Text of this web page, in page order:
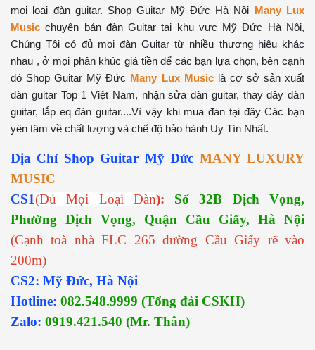
mọi loại đàn guitar. Shop Guitar Mỹ Đức Hà Nội Many Lux
Musicchuyên bán đàn Guitar tại khu vực Mỹ Đức Hà Nội,
Chúng Tôi có đủ mọi đàn Guitar từ nhiều thương hiệu khác
nhau , ở mọi phân khúc giá tiền để các bạn lựa chọn, bên cạnh
đó Shop Guitar Mỹ Đức Many Lux Musiclà cơ sở sản xuất
đàn guitar Top 1 Việt Nam, nhận sửa đàn guitar, thay dây đàn
guitar, lắp eq đàn guitar....Vì vậy khi mua đàn tại đây Các bạn
yên tâm về chất lượng và chế độ bảo hành Uy Tín Nhất.
Địa Chỉ Shop Guitar Mỹ Đức MANY LUXURY
MUSIC
CS1(Đủ Mọi Loại Đàn):
Số 32B Dịch Vọng,
Phường Dịch Vọng, Quận Cầu Giấy, Hà Nội
(Cạnh toà nhà FLC 265 đường Cầu Giấy rẽ vào
200m)
CS2: Mỹ Đức, Hà Nội
Hotline: 082.548.9999 (Tổng đài CSKH)
Zalo: 0919.421.540 (Mr. Thân)